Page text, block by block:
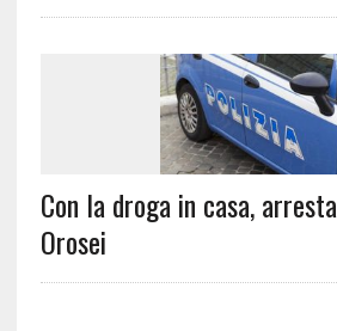
Con la droga in casa,
Orosei